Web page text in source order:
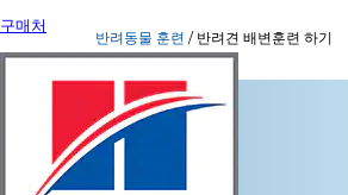
구매처
반려동물 훈련 반려견 배변훈련 하기